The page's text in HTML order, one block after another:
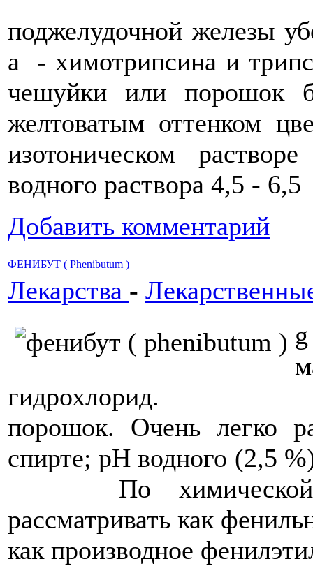
поджелудочной железы
a - химотрипсина
чешуйки или порошок
желтоватым оттенком
изотоническом
водного раствора 4,5 - 6,5
Добавить комментарий
ФЕНИБУТ ( Phenibutum )
Лекарства -
гидрохлорид.
порошок. Очень легко
спирте; рН водного
По химической
рассматривать как
как производное